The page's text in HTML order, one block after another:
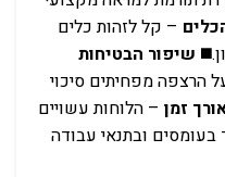
– קל לזהות כלים
◼️ שיפור הבטיחות
הרצפה מפחיתים סיכוי
זמן – הלוחות עשויים
ובתנאי עבודה